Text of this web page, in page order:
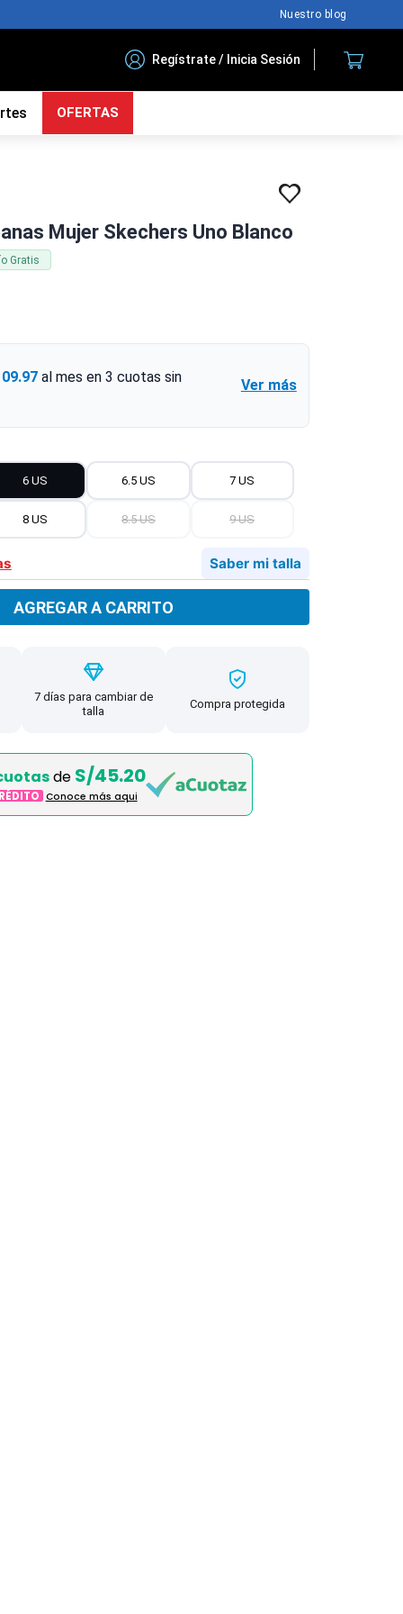
Nuestro blog
Regístrate / Inicia Sesión
OFERTAS
Mujer Skechers Uno Blanco
Gratis
al mes en 3 cuotas sin
Ver más
6 US 6.5 US 7 US
8 US 8.5 US 9 US
Saber mi talla
AGREGAR A CARRITO
7 días para cambiar de
talla
Compra protegida
de S/45.20
Conoce más aqui